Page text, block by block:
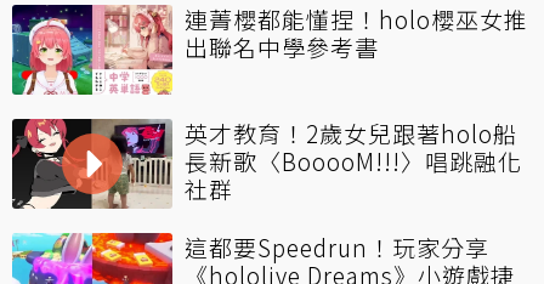
連菁櫻都能懂捏！holo櫻巫女推
出聯名中學參考書
英才教育！2歲女兒跟著holo船
長新歌〈BooooM!!!〉唱跳融化
社群
這都要Speedrun！玩家分享
《hololive Dreams》小遊戲捷